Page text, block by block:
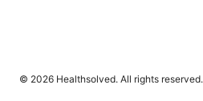
© 2026 Healthsolved. All rights reserved.